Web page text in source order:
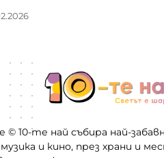
© 10-те най събира най-
и кино, през храни и